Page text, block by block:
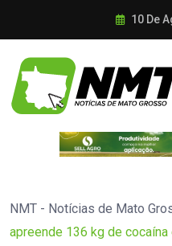
10 De
NMT - Notícias de Mato
apreende 136 kg de